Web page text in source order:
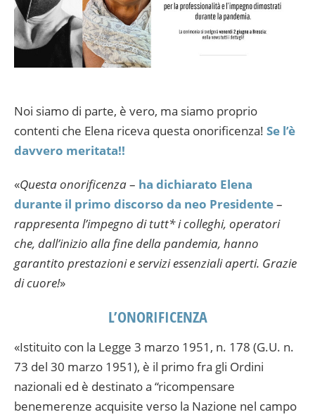
Noi siamo di parte, è vero, ma siamo proprio
contenti che Elena riceva questa onorificenza! Se l’è
davvero meritata!!
«Questa onorificenza– ha dichiarato Elena
durante il primo discorso da neo Presidente–
rappresenta l’impegno di tutt* i colleghi, operatori
che, dall’inizio alla fine della pandemia, hanno
garantito prestazioni e servizi essenziali aperti. Grazie
di cuore!»
L’ONORIFICENZA
«Istituito con la Legge 3 marzo 1951, n. 178 (G.U. n.
73 del 30 marzo 1951), è il primo fra gli Ordini
nazionali ed è destinato a “ricompensare
benemerenze acquisite verso la Nazione nel campo